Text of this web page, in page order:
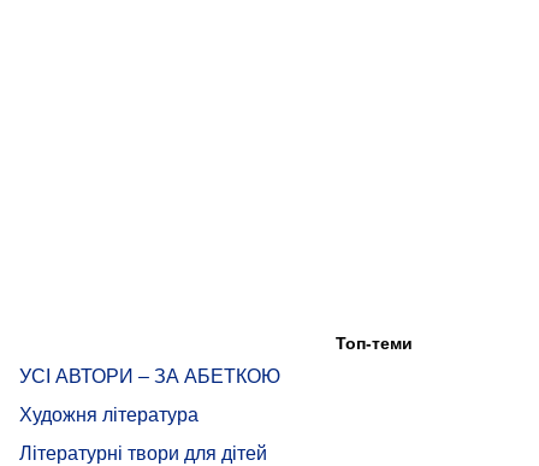
Топ-теми
УСІ АВТОРИ – ЗА АБЕТКОЮ
Художня література
Літературні твори для дітей